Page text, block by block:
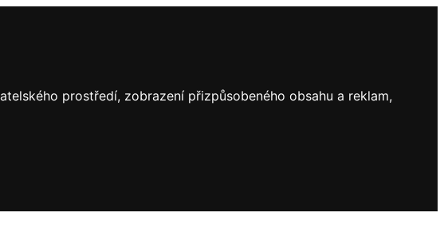
prostředí, zobrazení přizpůsobeného obsahu a reklam,